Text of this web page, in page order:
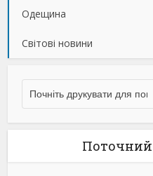
Одещина
Світові новини